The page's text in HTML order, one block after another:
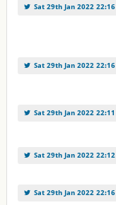
Sat 29th Jan 2022 22:16
Sat 29th Jan 2022 22:16
Sat 29th Jan 2022 22:11
Sat 29th Jan 2022 22:12
Sat 29th Jan 2022 22:16